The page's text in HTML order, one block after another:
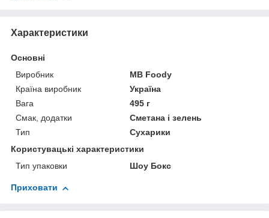
Характеристики
Основні
Виробник
MB Foody
Країна виробник
Україна
Вага
495 г
Смак, додатки
Сметана і зелень
Тип
Сухарики
Користувацькі характеристики
Тип упаковки
Шоу Бокс
Приховати